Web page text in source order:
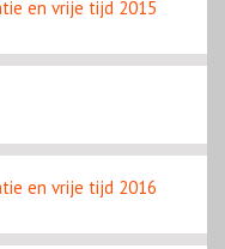
en vrije tijd 2015
en vrije tijd 2016